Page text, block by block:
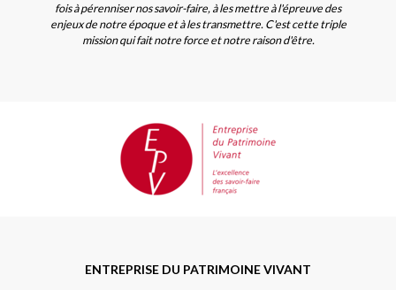
fois à pérenniser nos savoir-faire, à les mettre à l'épreuve des
enjeux de notre époque et à les transmettre. C'est cette triple
mission qui fait notre force et notre raison d'être.
ENTREPRISE DU PATRIMOINE VIVANT